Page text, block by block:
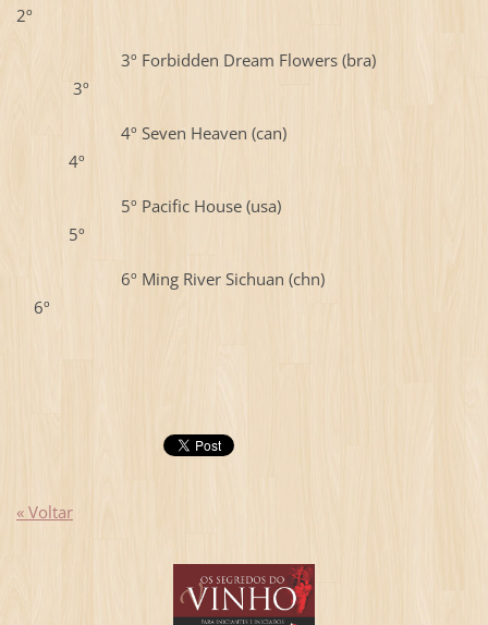
2º
3º Forbidden Dream Flowers (bra)
3º
4º Seven Heaven (can)
4º
5º Pacific House (usa)
5º
6º Ming River Sichuan (chn)
6º
« Voltar